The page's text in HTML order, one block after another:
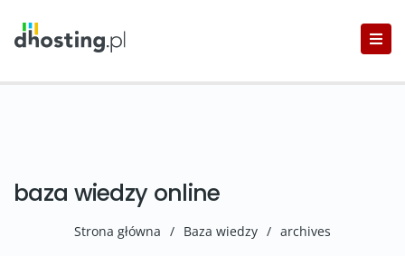
baza wiedzy online
Strona główna / Baza wiedzy / archives